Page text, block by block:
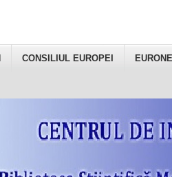
CONSILIUL EUROPEI